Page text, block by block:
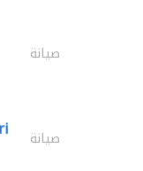
صيانة
صيانة